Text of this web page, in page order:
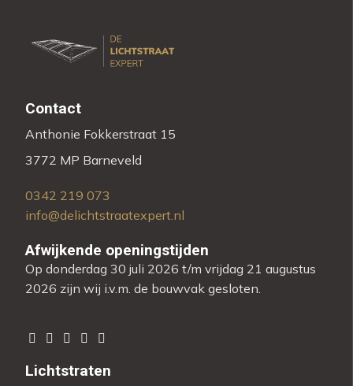
Contact
Anthonie Fokkerstraat 15
3772 MP Barneveld
0342 219 073
info@delichtstraatexpert.nl
Afwijkende openingstijden
Op donderdag 30 juli 2026 t/m vrijdag 21 augustus
2026 zijn wij i.v.m. de bouwvak gesloten.
Lichtstraten